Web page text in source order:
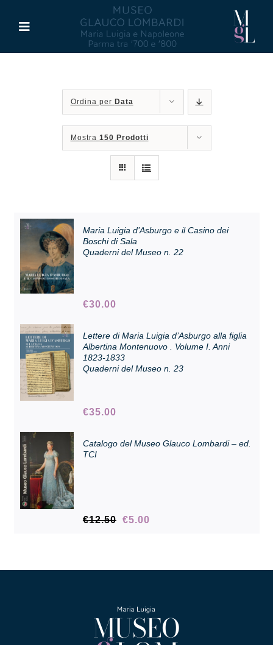
contenuto
Toggle
Maria Luigia d’Asburgo
Attività
Pubblicazioni
Contatti e biglietti
Accessibilità
Cerca
English
Ordina per Data
Mostra 150 Prodotti
Maria Luigia d’Asburgo e il Casino dei
Boschi di Sala
Quaderni del Museo n. 22
€30.00
Lettere di Maria Luigia d’Asburgo alla figlia
Albertina Montenuovo . Volume I. Anni
1823-1833
Quaderni del Museo n. 23
€35.00
Catalogo del Museo Glauco Lombardi – ed.
TCI
€12.50 Il
€12.50.
€5.00Il
€5.00.